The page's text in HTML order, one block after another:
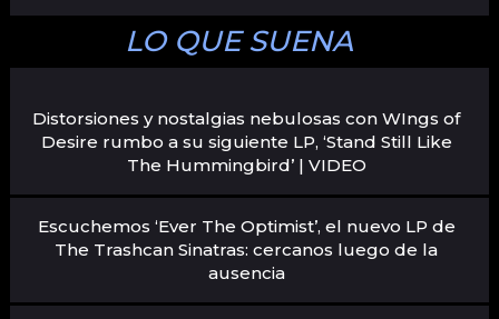
LO QUE SUENA
Distorsiones y nostalgias nebulosas con WIngs of
Desire rumbo a su siguiente LP, ‘Stand Still Like
The Hummingbird’ | VIDEO
Escuchemos ‘Ever The Optimist’, el nuevo LP de
The Trashcan Sinatras: cercanos luego de la
ausencia